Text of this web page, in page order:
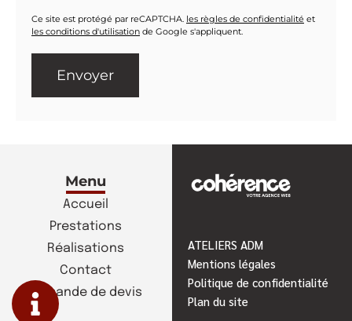
Ce site est protégé par reCAPTCHA. les règles de confidentialité et
les conditions d'utilisation de Google s'appliquent.
Menu
Accueil
Prestations
Réalisations
Contact
Demande de devis
ATELIERS ADM
Mentions légales
Politique de confidentialité
Plan du site